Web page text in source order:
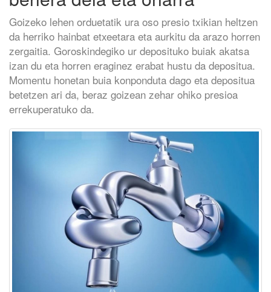
Goizeko lehen orduetatik ura oso presio txikian heltzen
da herriko hainbat etxeetara eta aurkitu da arazo horren
zergaitia. Goroskindegiko ur deposituko buiak akatsa
izan du eta horren eraginez erabat hustu da depositua.
Momentu honetan buia konponduta dago eta depositua
betetzen ari da, beraz goizean zehar ohiko presioa
errekuperatuko da.